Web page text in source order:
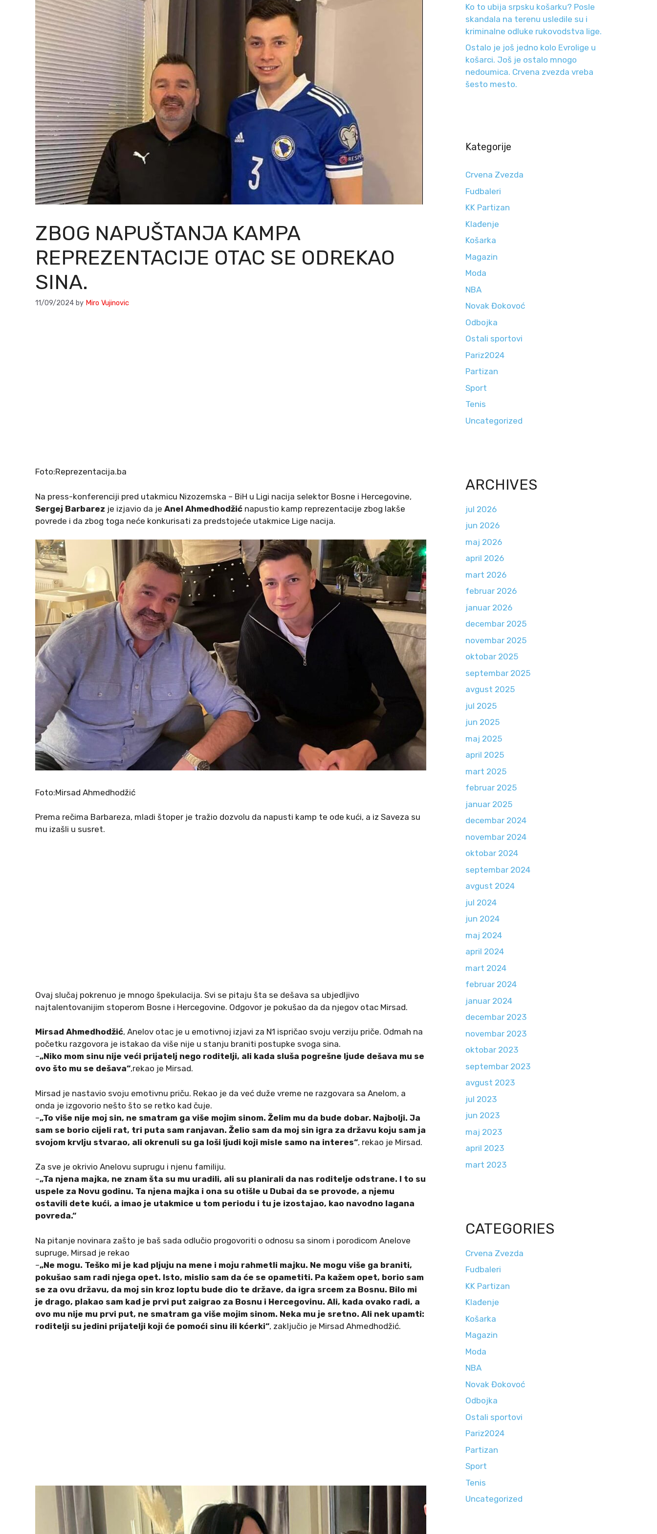
ZBOG NAPUŠTANJA KAMPA
REPREZENTACIJE OTAC SE ODREKAO
SINA.
11/09/2024 by Miro Vujinovic
Foto:Reprezentacija.ba
Na press-konferenciji pred utakmicu Nizozemska – BiH u Ligi nacija selektor Bosne i Hercegovine,
Sergej Barbarez je izjavio da je Anel Ahmedhodžić napustio kamp reprezentacije zbog lakše
povrede i da zbog toga neće konkurisati za predstojeće utakmice Lige nacija.
Foto:Mirsad Ahmedhodžić
Prema rečima Barbareza, mladi štoper je tražio dozvolu da napusti kamp te ode kući, a iz Saveza su
mu izašli u susret.
Ovaj slučaj pokrenuo je mnogo špekulacija. Svi se pitaju šta se dešava sa ubjedljivo
najtalentovanijim stoperom Bosne i Hercegovine. Odgovor je pokušao da da njegov otac Mirsad.
Mirsad Ahmedhodžić, Anelov otac je u emotivnoj izjavi za N1 ispričao svoju verziju priče. Odmah na
početku razgovora je istakao da više nije u stanju braniti postupke svoga sina.
–„Niko mom sinu nije veći prijatelj nego roditelji, ali kada sluša pogrešne ljude dešava mu se
ovo što mu se dešava“,rekao je Mirsad.
Mirsad je nastavio svoju emotivnu priču. Rekao je da već duže vreme ne razgovara sa Anelom, a
onda je izgovorio nešto što se retko kad čuje.
–„To više nije moj sin, ne smatram ga više mojim sinom. Želim mu da bude dobar. Najbolji. Ja
sam se borio cijeli rat, tri puta sam ranjavan. Želio sam da moj sin igra za državu koju sam ja
svojom krvlju stvarao, ali okrenuli su ga loši ljudi koji misle samo na interes“, rekao je Mirsad.
Za sve je okrivio Anelovu suprugu i njenu familiju.
–„Ta njena majka, ne znam šta su mu uradili, ali su planirali da nas roditelje odstrane. I to su
uspele za Novu godinu. Ta njena majka i ona su otišle u Dubai da se provode, a njemu
ostavili dete kući, a imao je utakmice u tom periodu i tu je izostajao, kao navodno lagana
povreda.“
Na pitanje novinara zašto je baš sada odlučio progovoriti o odnosu sa sinom i porodicom Anelove
supruge, Mirsad je rekao
–„Ne mogu. Teško mi je kad pljuju na mene i moju rahmetli majku. Ne mogu više ga braniti,
pokušao sam radi njega opet. Isto, mislio sam da će se opametiti. Pa kažem opet, borio sam
se za ovu državu, da moj sin kroz loptu bude dio te države, da igra srcem za Bosnu. Bilo mi
je drago, plakao sam kad je prvi put zaigrao za Bosnu i Hercegovinu. Ali, kada ovako radi, a
ovo mu nije mu prvi put, ne smatram ga više mojim sinom. Neka mu je sretno. Ali nek upamti:
roditelji su jedini prijatelji koji će pomoći sinu ili kćerki“, zaključio je Mirsad Ahmedhodžić.
Ko to ubija srpsku košarku? Posle
skandala na terenu usledile su i
kriminalne odluke rukovodstva lige.
Ostalo je još jedno kolo Evrolige u
košarci. Još je ostalo mnogo
nedoumica. Crvena zvezda vreba
šesto mesto.
Kategorije
Crvena Zvezda
Fudbaleri
KK Partizan
Klađenje
Košarka
Magazin
Moda
NBA
Novak Đokovoć
Odbojka
Ostali sportovi
Pariz2024
Partizan
Sport
Tenis
Uncategorized
ARCHIVES
jul 2026
jun 2026
maj 2026
april 2026
mart 2026
februar 2026
januar 2026
decembar 2025
novembar 2025
oktobar 2025
septembar 2025
avgust 2025
jul 2025
jun 2025
maj 2025
april 2025
mart 2025
februar 2025
januar 2025
decembar 2024
novembar 2024
oktobar 2024
septembar 2024
avgust 2024
jul 2024
jun 2024
maj 2024
april 2024
mart 2024
februar 2024
januar 2024
decembar 2023
novembar 2023
oktobar 2023
septembar 2023
avgust 2023
jul 2023
jun 2023
maj 2023
april 2023
mart 2023
CATEGORIES
Crvena Zvezda
Fudbaleri
KK Partizan
Klađenje
Košarka
Magazin
Moda
NBA
Novak Đokovoć
Odbojka
Ostali sportovi
Pariz2024
Partizan
Sport
Tenis
Uncategorized